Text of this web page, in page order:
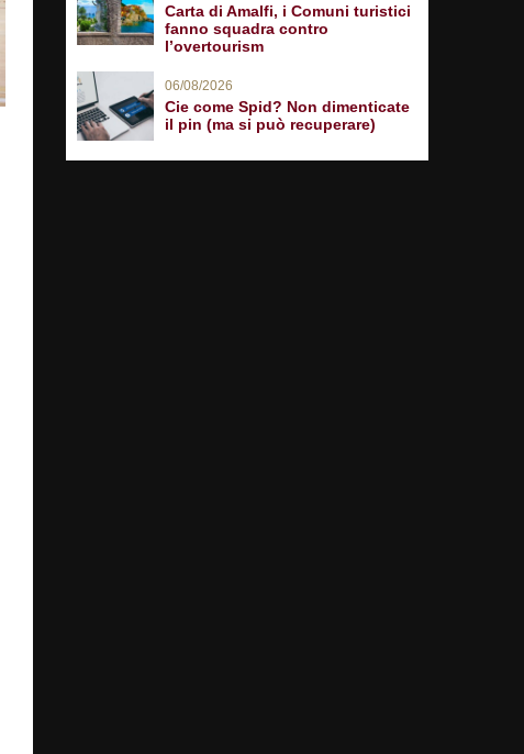
Carta di Amalfi, i Comuni turistici
fanno squadra contro
l’overtourism
06/08/2026
Cie come Spid? Non dimenticate
il pin (ma si può recuperare)